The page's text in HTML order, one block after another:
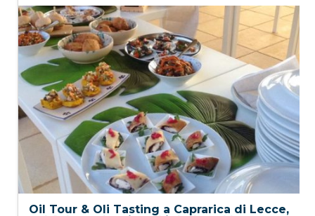
Oil Tour & Oli Tasting a Caprarica di Lecce,